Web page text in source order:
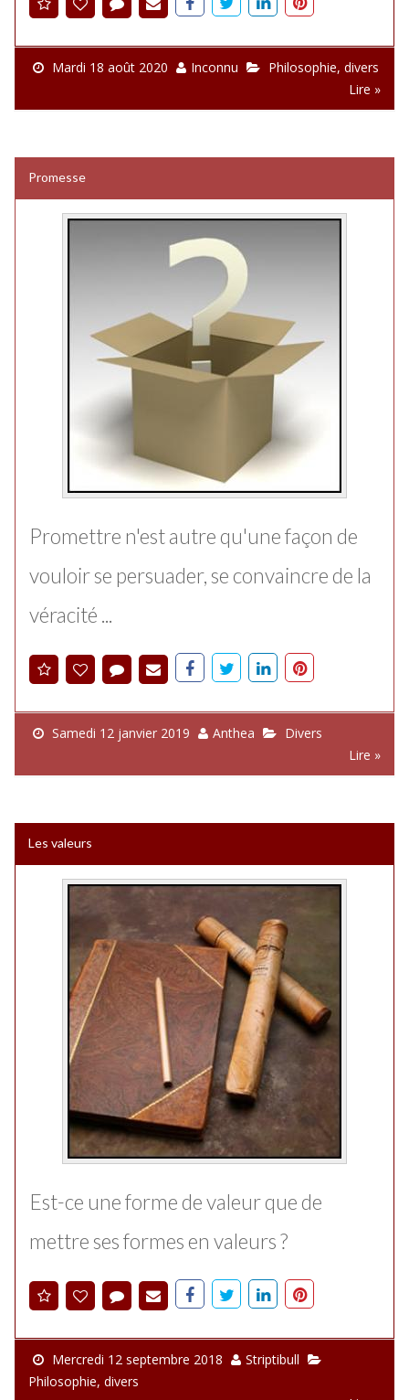
Mardi 18 août 2020 Inconnu Philosophie, divers
Lire »
Promesse
Promettre n'est autre qu'une façon de
vouloir se persuader, se convaincre de la
véracité ...
Samedi 12 janvier 2019 Anthea
Divers
Lire »
Les valeurs
Est-ce une forme de valeur que de
mettre ses formes en valeurs ?
Mercredi 12 septembre 2018
Striptibull
Philosophie, divers